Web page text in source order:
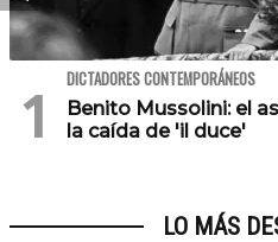
DICTADORES CONTEMPORÁNEOS
Benito Mussolini: el
la caída de 'il duce'
LO MÁS